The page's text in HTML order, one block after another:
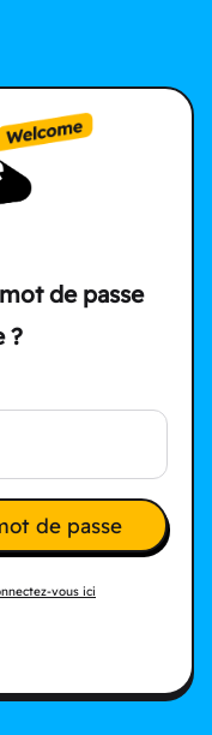
de passe
?
de passe
vous ici